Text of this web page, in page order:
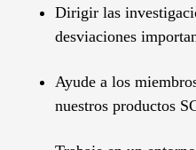
Dirigir las
desviaciones
Ayude a los
nuestros productos